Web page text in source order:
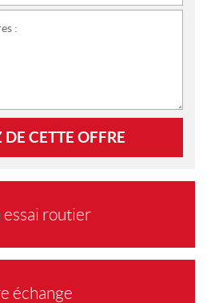
:
CETTE OFFRE
essai routier
échange